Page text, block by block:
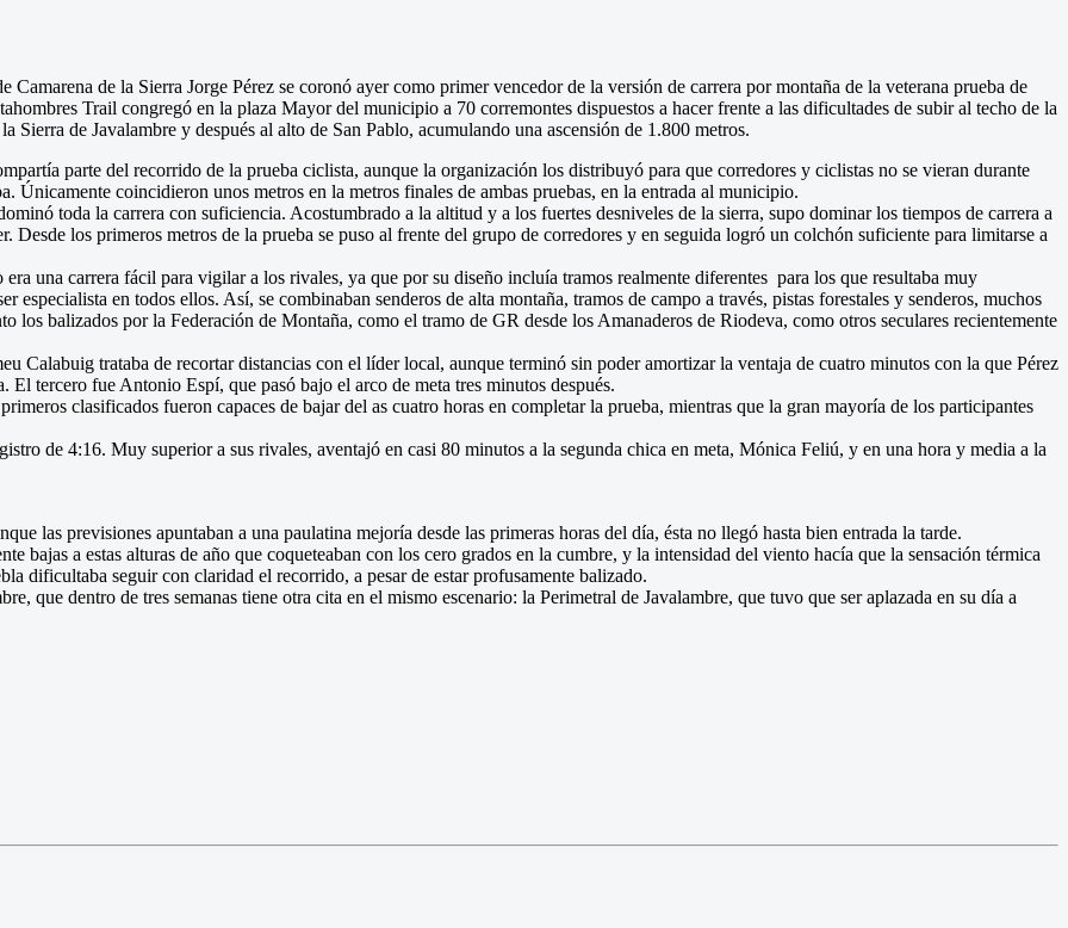
Camarena de la Sierra Jorge Pérez se coronó ayer como primer vencedor de la versión de carrera por montaña de la veterana prueba de
Trail congregó en la plaza Mayor del municipio a 70 corremontes dispuestos a hacer frente a las dificultades de subir al techo de la
Sierra de Javalambre y después al alto de San Pablo, acumulando una ascensión de 1.800 metros.
parte del recorrido de la prueba ciclista, aunque la organización los distribuyó para que corredores y ciclistas no se vieran durante
Únicamente coincidieron unos metros en la metros finales de ambas pruebas, en la entrada al municipio.
toda la carrera con suficiencia. Acostumbrado a la altitud y a los fuertes desniveles de la sierra, supo dominar los tiempos de carrera a
Desde los primeros metros de la prueba se puso al frente del grupo de corredores y en seguida logró un colchón suficiente para limitarse a
era una carrera fácil para vigilar a los rivales, ya que por su diseño incluía tramos realmente diferentes para los que resultaba muy
especialista en todos ellos. Así, se combinaban senderos de alta montaña, tramos de campo a través, pistas forestales y senderos, muchos
los balizados por la Federación de Montaña, como el tramo de GR desde los Amanaderos de Riodeva, como otros seculares recientemente
Calabuig trataba de recortar distancias con el líder local, aunque terminó sin poder amortizar la ventaja de cuatro minutos con la que Pérez
El tercero fue Antonio Espí, que pasó bajo el arco de meta tres minutos después.
clasificados fueron capaces de bajar del as cuatro horas en completar la prueba, mientras que la gran mayoría de los participantes
de 4:16. Muy superior a sus rivales, aventajó en casi 80 minutos a la segunda chica en meta, Mónica Feliú, y en una hora y media a la
las previsiones apuntaban a una paulatina mejoría desde las primeras horas del día, ésta no llegó hasta bien entrada la tarde.
bajas a estas alturas de año que coqueteaban con los cero grados en la cumbre, y la intensidad del viento hacía que la sensación térmica
dificultaba seguir con claridad el recorrido, a pesar de estar profusamente balizado.
que dentro de tres semanas tiene otra cita en el mismo escenario: la Perimetral de Javalambre, que tuvo que ser aplazada en su día a